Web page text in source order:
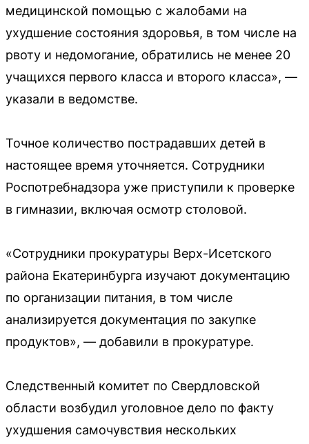
медицинской помощью с жалобами на
ухудшение состояния здоровья, в том числе на
рвоту и недомогание, обратились не менее 20
учащихся первого класса и второго класса», —
указали в ведомстве.
Точное количество пострадавших детей в
настоящее время уточняется. Сотрудники
Роспотребнадзора уже приступили к проверке
в гимназии, включая осмотр столовой.
«Сотрудники прокуратуры Верх-Исетского
района Екатеринбурга изучают документацию
по организации питания, в том числе
анализируется документация по закупке
продуктов», — добавили в прокуратуре.
Следственный комитет по Свердловской
области возбудил уголовное дело по факту
ухудшения самочувствия нескольких